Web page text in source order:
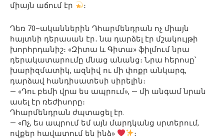
միայն աճում էր
։
Դեռ 70–ականներին Դհարմենդրան ոչ միայն
հայտնի դերասան էր․ նա դարձել էր մշակույթի
խորհրդանիշ։ «Զիտա և Գիտա» ֆիլմում նրա
դերակատարումը մնաց անանց։ Նրա հերոսը՝
խարիզմատիկ, ազնիվ ու մի փոքր անկարգ,
դարձավ հանդիսատեսի սիրելին։
— «Դու բեմի վրա ես ապրում», — մի անգամ նրան
ասել էր ռեժիսորը։
Դհարմենդրան ժպտացել էր.
— «Ոչ, ես ապրում եմ այն մարդկանց սրտերում,
ովքեր հավատում են ինձ»
։